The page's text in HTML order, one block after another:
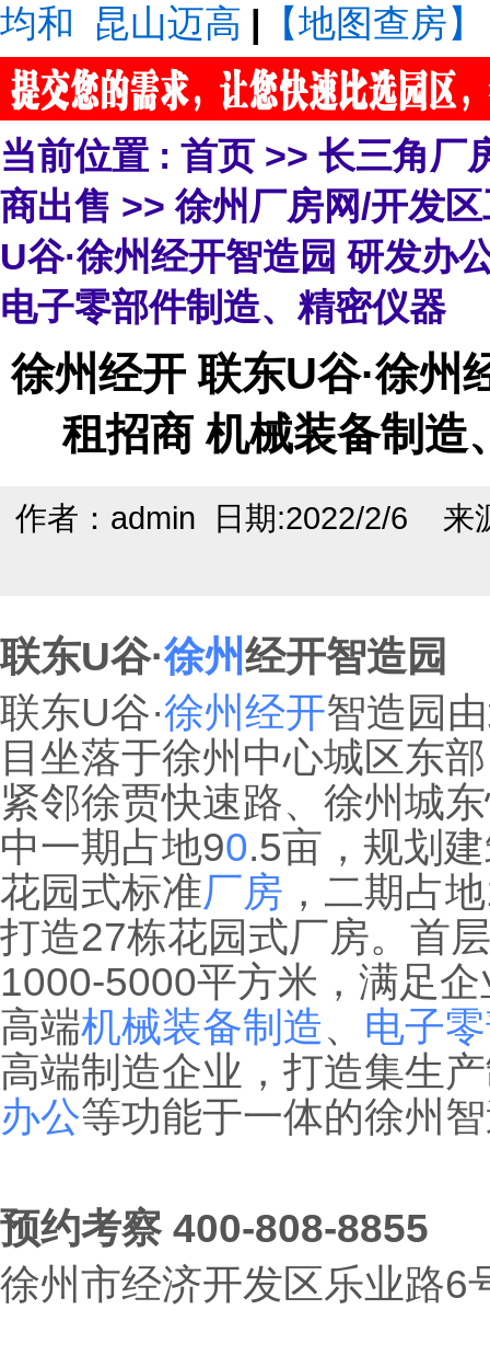
均和
昆山迈高 | 【地图查房】
当前位置 : 首页 >> 长三角厂
商出售 >>徐州厂房网/开发
U谷·徐州经开智造园 研发办
电子零部件制造、精密仪器
徐州经开 联东U谷·徐州
租招商 机械装备制造
作者：admin 日期:2022/2/6 来
联东U谷·徐州经开智造园
联东U谷·徐州经开智造园
目坐落于徐州中心城区东
紧邻徐贾快速路、徐州城
中一期占地90.5亩，规划
花园式标准厂房 ，二期占
打造27栋花园式厂房。首
1000-5000平方米，满足
高端机械装备制造、 电子
高端制造企业，打造集生
办公等功能于一体的徐州
预约考察 400-808-8855
徐州市经济开发区乐业路6